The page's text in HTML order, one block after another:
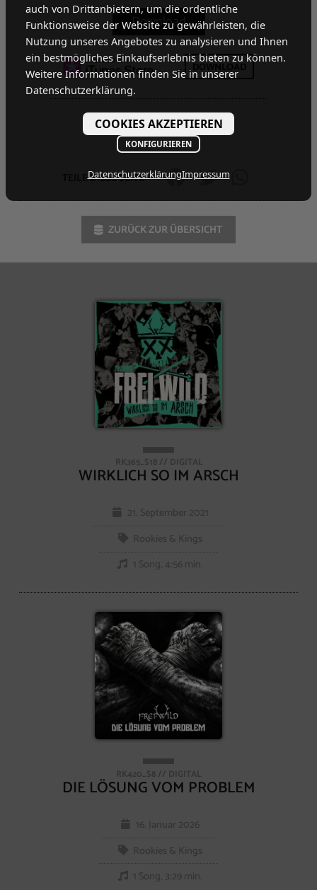
TEILE DIESE SEITE
ZURÜCK ZUR ÜBERSICHT
RK365_S18 // DIGITAL
WIRKLICH SO IM ARSCH
21. September 2021
Rookies & Kings
1 Song, 4:56 min.
RK420_S8 // DIGITAL
DIE LÖSUNG VOM PROBLEM
16. Januar 2026
Rookies & Kings
1 Song, 3:29 min.
auch von Drittanbietern, um die ordentliche
Funktionsweise der Website zu gewährleisten, die
Nutzung unseres Angebotes zu analysieren und Ihnen
ein bestmögliches Einkaufserlebnis bieten zu können.
Weitere Informationen finden Sie in unserer
Datenschutzerklärung.
COOKIES AKZEPTIEREN
KONFIGURIEREN
DatenschutzerklärungImpressum